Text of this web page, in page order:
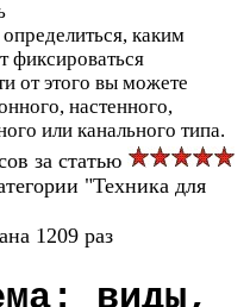
каким
фиксироваться
от этого вы можете
настенного,
или канального типа.
за статью
"Техника для
1209 раз
виды,